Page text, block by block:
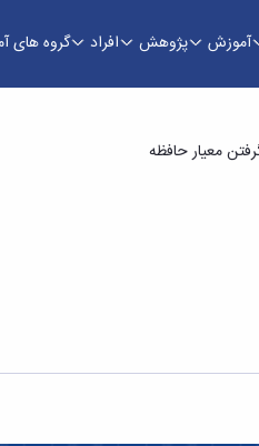
آموزش پژوهش افراد گروه های
با عنوان «ارائه
معیار حافظه